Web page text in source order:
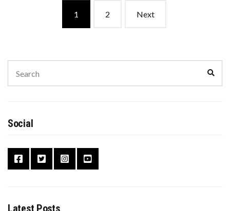
navigation
1 2 Next
for:
Social